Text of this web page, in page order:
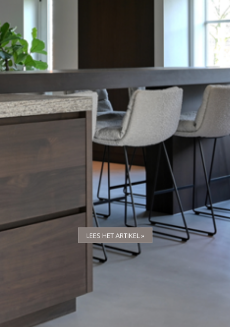
LEES HET ARTIKEL »
LEES HET ARTIKEL »
LEES HET ARTIKEL »